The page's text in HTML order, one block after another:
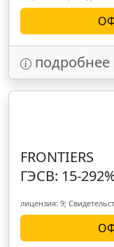
подробнее
FRONTIERS
ГЭСВ: 15-
лицензия: 9;